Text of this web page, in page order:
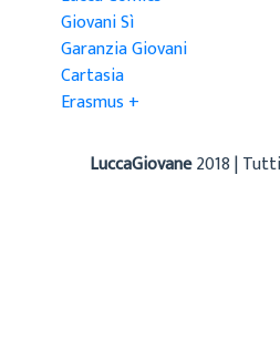
Giovani Sì
Garanzia Giovani
Cartasia
Erasmus +
LuccaGiovane2018 |